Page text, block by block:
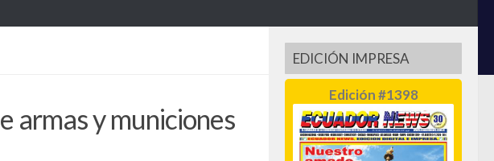
armas y municiones
EDICIÓN IMPRESA
Edición #1398